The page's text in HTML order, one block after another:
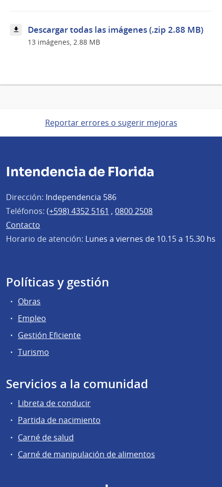
Descargar todas las imágenes (.zip 2.88 MB)
13 imágenes, 2.88 MB
Reportar errores o sugerir mejoras
Intendencia de Florida
Dirección: Independencia 586
Teléfonos: (+598) 4352 5161 , 0800 2508
Contacto
Horario de atención: Lunes a viernes de 10.15 a 15.30 hs
Políticas y gestión
Obras
Empleo
Gestión Eficiente
Turismo
Servicios a la comunidad
Libreta de conducir
Partida de nacimiento
Carné de salud
Carné de manipulación de alimentos